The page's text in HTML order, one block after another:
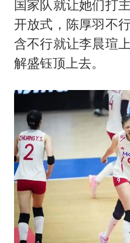
国家队就让她们打
开放式，陈厚羽不
含不行就让李晨瑄
解盛钰顶上去。